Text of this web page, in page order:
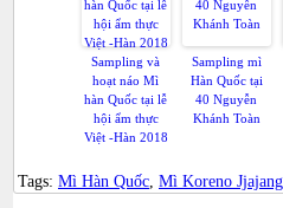
Sampling và
hoạt náo Mì
hàn Quốc tại lễ
hội ẩm thực
Việt -Hàn 2018
Sampling mì
Hàn Quốc tại
40 Nguyễn
Khánh Toàn
Tags: Mì Hàn Quốc, Mì Koreno